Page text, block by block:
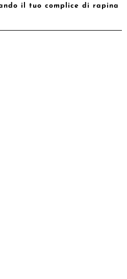
il tuo complice di rapina